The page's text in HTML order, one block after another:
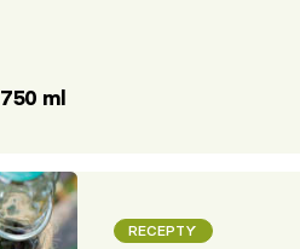
750 ml
RECEPTY